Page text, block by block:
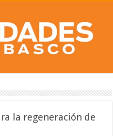
la regeneración de